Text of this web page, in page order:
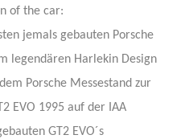
of the car:
jemals gebauten Porsche
legendären Harlekin Design
Porsche Messestand zur
EVO 1995 auf der IAA
GT2 EVO´s